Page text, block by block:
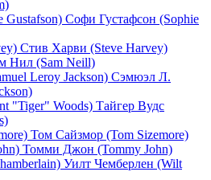
Софи Густафсон (Sophie
Стив Харви (Steve Harvey)
Нил (Sam Neill)
Сэмюэл Л.
Тайгер Вудс
Том Сайзмор (Tom Sizemore)
Томми Джон (Tommy John)
Уилт Чемберлен (Wilt